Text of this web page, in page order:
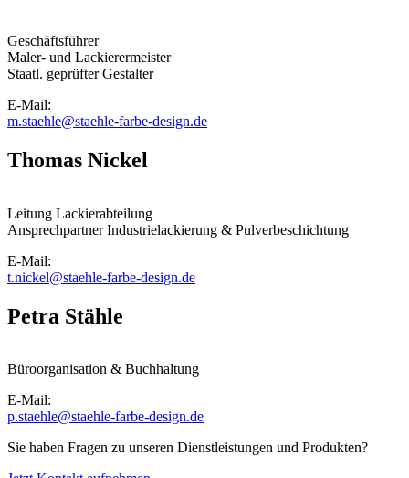
Geschäftsführer
Maler- und Lackierermeister
Staatl. geprüfter Gestalter
E-Mail:
m.staehle@staehle-farbe-design.de
Thomas Nickel
Leitung Lackierabteilung
Ansprechpartner Industrielackierung & Pulverbeschichtung
E-Mail:
t.nickel@staehle-farbe-design.de
Petra Stähle
Büroorganisation & Buchhaltung
E-Mail:
p.staehle@staehle-farbe-design.de
Sie haben Fragen zu unseren Dienstleistungen und Produkten?